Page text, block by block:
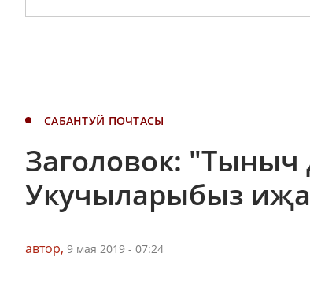
САБАНТУЙ ПОЧТАСЫ
Заголовок: "Тыныч
Укучыларыбыз
автор, 9 мая 2019 - 07:24